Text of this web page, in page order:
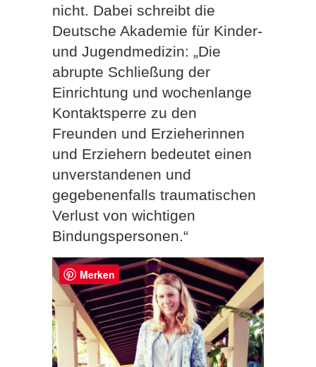
nicht. Dabei schreibt die
Deutsche Akademie für Kinder-
und Jugendmedizin: „Die
abrupte Schließung der
Einrichtung und wochenlange
Kontaktsperre zu den
Freunden und Erzieherinnen
und Erziehern bedeutet einen
unverstandenen und
gegebenenfalls traumatischen
Verlust von wichtigen
Bindungspersonen.“
Merken